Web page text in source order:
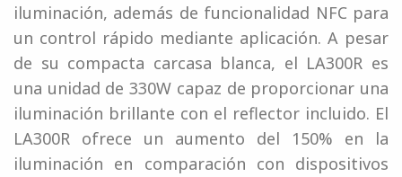
iluminación, además de funcionalidad NFC para
un control rápido mediante aplicación. A pesar
de su compacta carcasa blanca, el LA300R es
una unidad de 330W capaz de proporcionar una
iluminación brillante con el reflector incluido. El
LA300R ofrece un aumento del 150% en la
iluminación en comparación con dispositivos